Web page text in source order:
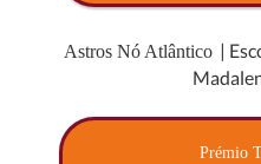
Astros Nó Atlântico|
Prémio